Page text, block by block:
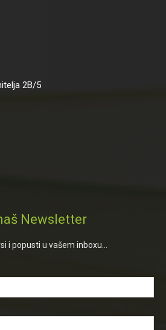
2B/5
Newsletter
i popusti u vašem inboxu...